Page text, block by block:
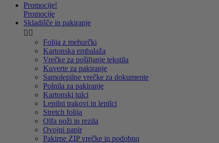
Promocije!
Promocije
Skladišče in pakiranje
 
Folija z mehurčki
Kartonska embalaža
Vrečke za pošiljanje tekstila
Kuverte za pakiranje
Samolepilne vrečke za dokumente
Polnila za pakiranje
Kartonski tulci
Lepilni trakovi in lepilci
Stretch folija
Olfa noži in rezila
Ovojni papir
Pakirne ZIP vrečke in podobno